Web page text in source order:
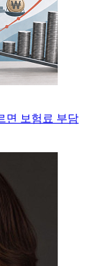
면 보험료 부담